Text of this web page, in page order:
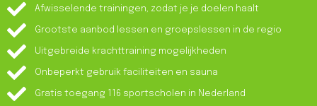
Afwisselende trainingen, zodat je je doelen haalt
Grootste aanbod lessen en groepslessen in de regio
Uitgebreide krachttraining mogelijkheden
Onbeperkt gebruik faciliteiten en sauna
Gratis toegang 116 sportscholen in Nederland